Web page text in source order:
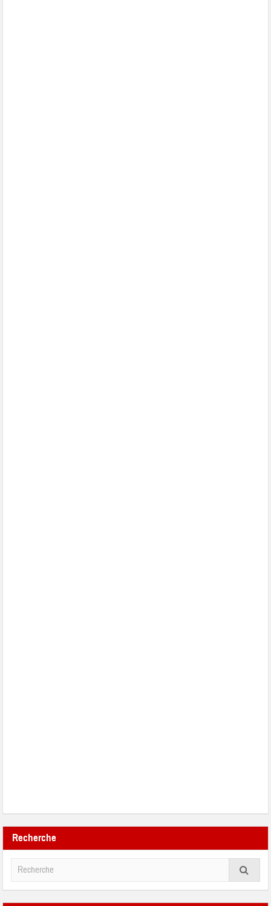
Recherche